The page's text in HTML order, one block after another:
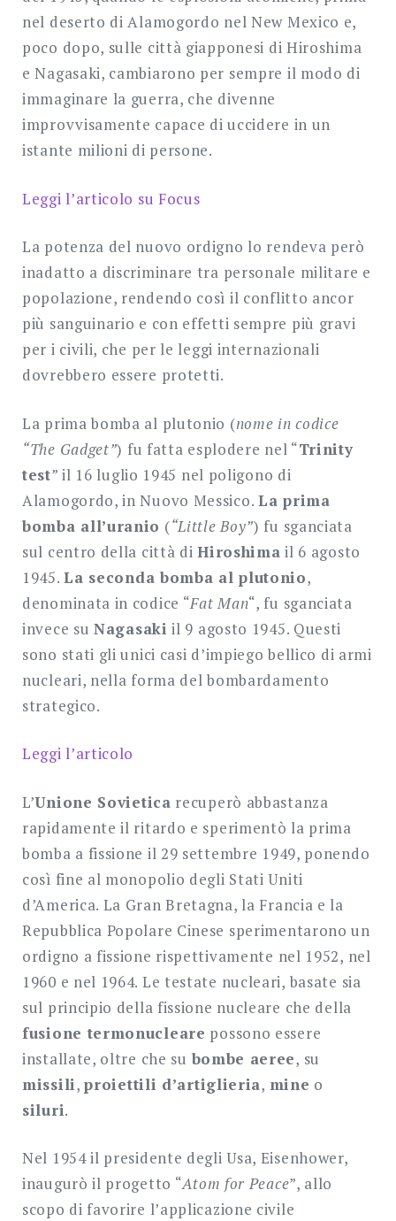
nel deserto di Alamogordo nel New Mexico e,
poco dopo, sulle città giapponesi di Hiroshima
e Nagasaki, cambiarono per sempre il modo di
immaginare la guerra, che divenne
improvvisamente capace di uccidere in un
istante milioni di persone.
Leggi l’articolo su Focus
La potenza del nuovo ordigno lo rendeva però
inadatto a discriminare tra personale militare e
popolazione, rendendo così il conflitto ancor
più sanguinario e con effetti sempre più gravi
per i civili, che per le leggi internazionali
dovrebbero essere protetti.
La prima bomba al plutonio (nome in codice
“The Gadget”) fu fatta esplodere nel “Trinity
test” il 16 luglio 1945 nel poligono di
Alamogordo, in Nuovo Messico. La prima
bomba all’uranio (“Little Boy”) fu sganciata
sul centro della città diHiroshima il 6 agosto
1945.La seconda bomba al plutonio,
denominata in codice “Fat Man“, fu sganciata
invece su Nagasaki il 9 agosto 1945. Questi
sono stati gli unici casi d’impiego bellico di armi
nucleari, nella forma del bombardamento
strategico.
Leggi l’articolo
L’Unione Sovietica recuperò abbastanza
rapidamente il ritardo e sperimentò la prima
bomba a fissione il 29 settembre 1949, ponendo
così fine al monopolio degli Stati Uniti
d’America. La Gran Bretagna, la Francia e la
Repubblica Popolare Cinese sperimentarono un
ordigno a fissione rispettivamente nel 1952, nel
1960 e nel 1964. Le testate nucleari, basate sia
sul principio della fissione nucleare che della
fusione termonucleare possono essere
installate, oltre che su bombe aeree, su
missili,proiettili d’artiglieria, mine o
siluri.
Nel 1954 il presidente degli Usa, Eisenhower,
inaugurò il progetto “Atom for Peace”, allo
scopo di favorire l’applicazione civile